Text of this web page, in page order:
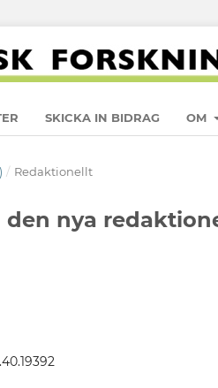
SKICKA IN BIDRAG OM
/ Redaktionellt
nya